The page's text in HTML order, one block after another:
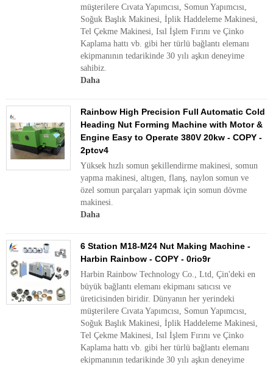
müşterilere Cıvata Yapımcısı, Somun Yapımcısı,
Soğuk Başlık Makinesi, İplik Haddeleme Makinesi,
Tel Çekme Makinesi, Isıl İşlem Fırını ve Çinko
Kaplama hattı vb. gibi her türlü bağlantı elemanı
ekipmanının tedarikinde 30 yılı aşkın deneyime
sahibiz.
Daha
Rainbow High Precision Full Automatic Cold
Heading Nut Forming Machine with Motor &
Engine Easy to Operate 380V 20kw - COPY -
2ptcv4
Yüksek hızlı somun şekillendirme makinesi, somun
yapma makinesi, altıgen, flanş, naylon somun ve
özel somun parçaları yapmak için somun dövme
makinesi.
Daha
6 Station M18-M24 Nut Making Machine -
Harbin Rainbow - COPY - 0rio9r
Harbin Rainbow Technology Co., Ltd, Çin'deki en
büyük bağlantı elemanı ekipmanı satıcısı ve
üreticisinden biridir. Dünyanın her yerindeki
müşterilere Cıvata Yapımcısı, Somun Yapımcısı,
Soğuk Başlık Makinesi, İplik Haddeleme Makinesi,
Tel Çekme Makinesi, Isıl İşlem Fırını ve Çinko
Kaplama hattı vb. gibi her türlü bağlantı elemanı
ekipmanının tedarikinde 30 yılı aşkın deneyime